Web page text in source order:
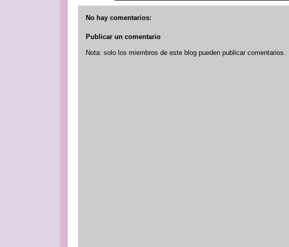
No hay comentarios:
Publicar un comentario
Nota: solo los miembros de este blog pueden publicar comentarios.